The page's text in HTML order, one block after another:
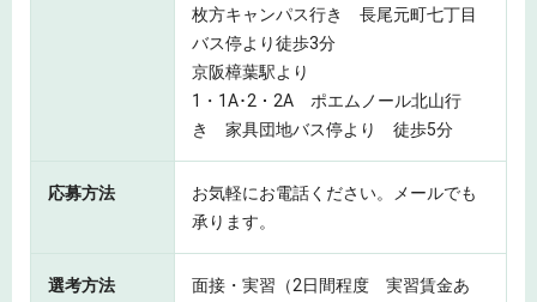
枚方キャンパス行き 長尾元町七丁目
バス停より徒歩3分
京阪樟葉駅より
1・1A･2・2A ポエムノール北山行
き 家具団地バス停より 徒歩5分
応募方法
お気軽にお電話ください。メールでも
承ります。
選考方法
面接・実習（2日間程度 実習賃金あ